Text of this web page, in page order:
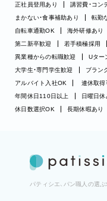
正社員登用あり
講習費・コン
まかない・食事補助あり
転勤
自転車通勤OK
海外研修あり
第二新卒歓迎
若手積極採用
異業種からの転職歓迎
Uター
大学生・専門学生歓迎
ブラン
アルバイト入社OK
連休取得
年間休日110日以上
日曜日休
休日数選択OK
長期休暇あり
パティシエ、パン職人の選